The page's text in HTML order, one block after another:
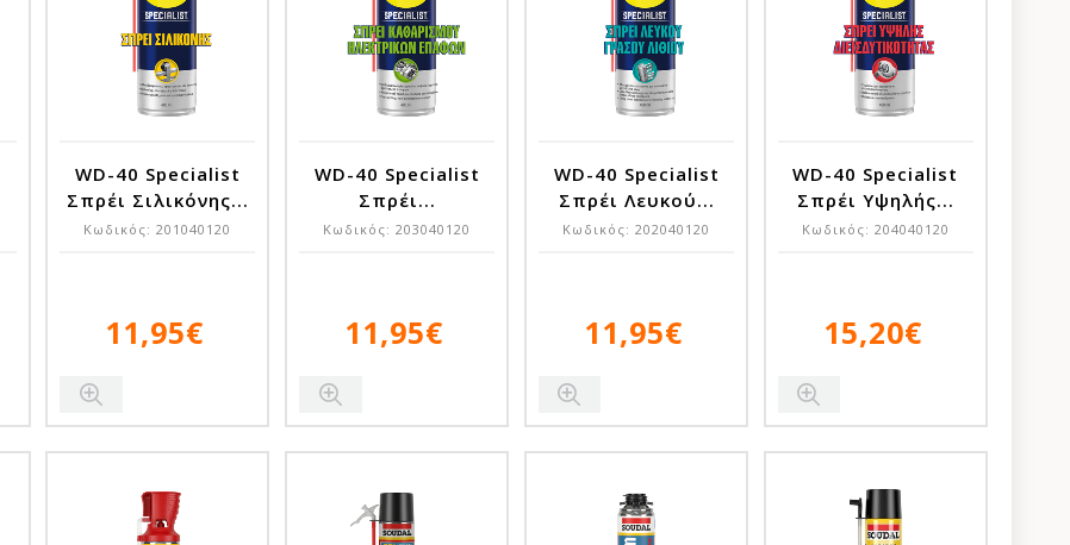
WD-40 Specialist
Σπρέι Σιλικόνης...
Κωδικός:201040120
11,95€
WD-40 Specialist
Σπρέι...
Κωδικός:203040120
11,95€
WD-40 Specialist
Σπρέι Λευκού...
Κωδικός:202040120
11,95€
WD-40 Specialist
Σπρέι Υψηλής...
Κωδικός: 204040120
15,20€